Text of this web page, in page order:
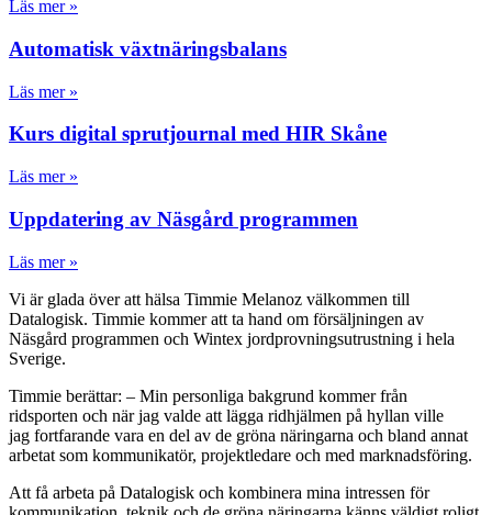
Läs mer »
Automatisk växtnäringsbalans
Läs mer »
Kurs digital sprutjournal med HIR Skåne
Läs mer »
Uppdatering av Näsgård programmen
Läs mer »
Vi är glada över att hälsa Timmie Melanoz välkommen till
Datalogisk. Timmie kommer att ta hand om försäljningen av
Näsgård programmen och Wintex jordprovningsutrustning i hela
Sverige.
Timmie berättar: – Min personliga bakgrund kommer från
ridsporten och när jag valde att lägga ridhjälmen på hyllan ville
jag fortfarande vara en del av de gröna näringarna och bland annat
arbetat som kommunikatör, projektledare och med marknadsföring.
Att få arbeta på Datalogisk och kombinera mina intressen för